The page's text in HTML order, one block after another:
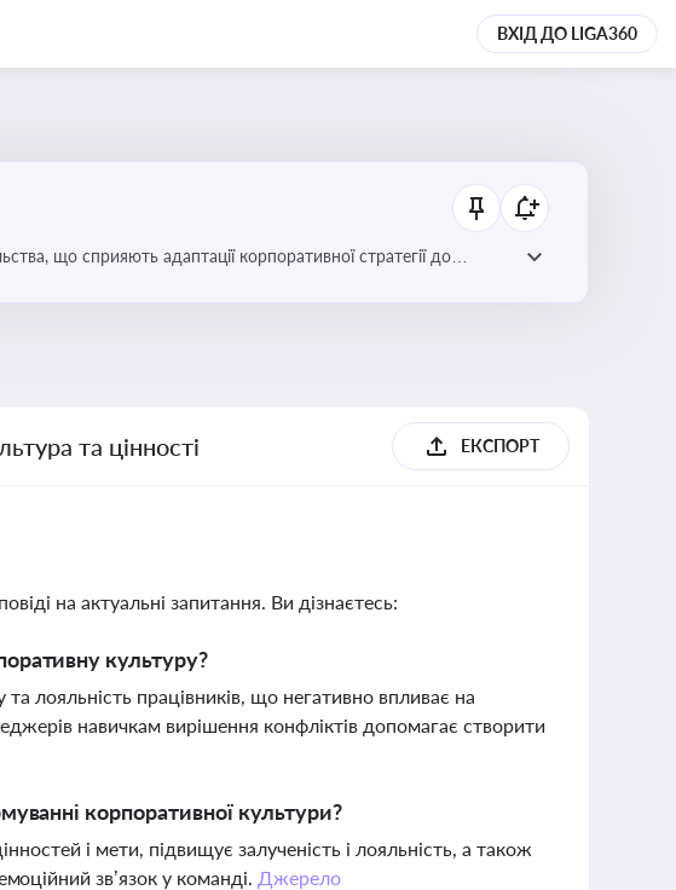
ВХІД ДО LIGA360
що сприяють адаптації корпоративної стратегії до
та цінності ЕКСПОРТ
на актуальні запитання. Ви дізнаєтесь:
культуру?
лояльність працівників, що негативно впливає на
навичкам вирішення конфліктів допомагає створити
корпоративної культури?
і мети, підвищує залученість і лояльність, а також
зв’язок у команді. Джерело